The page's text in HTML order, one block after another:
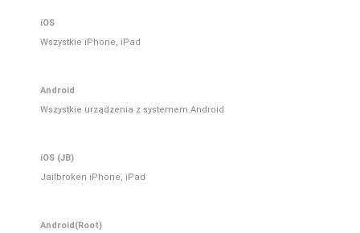
iOS
Wszystkie iPhone, iPad
Android
Wszystkie urządzenia z systemem Android
iOS (JB)
Jailbroken iPhone, iPad
Android(Root)